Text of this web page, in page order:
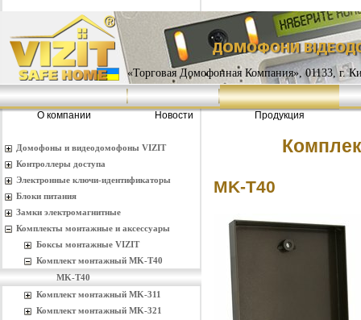
«Торговая Домофонная Компания», 01133, г.
О компании Новости Продукция
Домофоны и видеодомофоны VIZIT
Контроллеры доступа
Электронные ключи-идентификаторы
Блоки питания
Замки электромагнитные
Комплекты монтажные и аксессуары
Боксы монтажные VIZIT
Комплект монтажный MK-T40
MK-T40
Комплект монтажный MK-311
Комплект монтажный MK-321
MK-T40